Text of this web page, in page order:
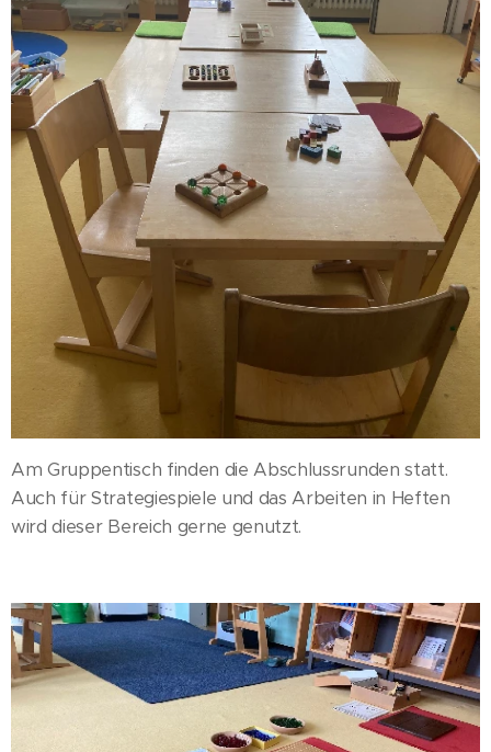
Am Gruppentisch finden die Abschlussrunden statt.
Auch für Strategiespiele und das Arbeiten in Heften
wird dieser Bereich gerne genutzt.